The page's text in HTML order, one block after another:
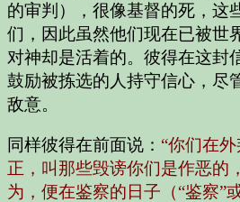
的审判），很像基督的死，这
们，因此虽然他们现在已被世
对神却是活着的。彼得在这封
鼓励被拣选的人持守信心，尽
敌意。
同样彼得在前面说： “你们在
正，叫那些毁谤你们是作恶的
为，便在鉴察的日子（“鉴察”